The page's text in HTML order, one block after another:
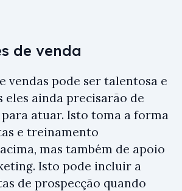
de venda
vendas pode ser talentosa e
eles ainda precisarão de
atuar. Isto toma a forma
e treinamento
mas também de apoio
Isto pode incluir a
de prospecção quando